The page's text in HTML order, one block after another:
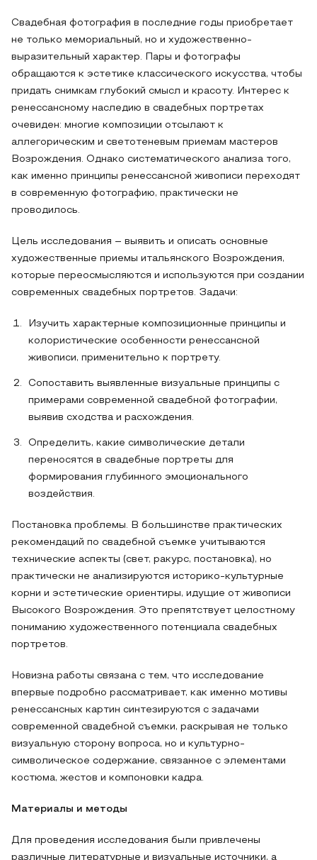
Свадебная фотография в последние годы приобретает
не только мемориальный, но и художественно-
выразительный характер. Пары и фотографы
обращаются к эстетике классического искусства, чтобы
придать снимкам глубокий смысл и красоту. Интерес к
ренессансному наследию в свадебных портретах
очевиден: многие композиции отсылают к
аллегорическим и светотеневым приемам мастеров
Возрождения. Однако систематического анализа того,
как именно принципы ренессансной живописи переходят
в современную фотографию, практически не
проводилось.
Цель исследования – выявить и описать основные
художественные приемы итальянского Возрождения,
которые переосмысляются и используются при создании
современных свадебных портретов. Задачи:
Изучить характерные композиционные принципы и
колористические особенности ренессансной
живописи, применительно к портрету.
Сопоставить выявленные визуальные принципы с
примерами современной свадебной фотографии,
выявив сходства и расхождения.
Определить, какие символические детали
переносятся в свадебные портреты для
формирования глубинного эмоционального
воздействия.
Постановка проблемы. В большинстве практических
рекомендаций по свадебной съемке учитываются
технические аспекты (свет, ракурс, постановка), но
практически не анализируются историко-культурные
корни и эстетические ориентиры, идущие от живописи
Высокого Возрождения. Это препятствует целостному
пониманию художественного потенциала свадебных
портретов.
Новизна работы связана с тем, что исследование
впервые подробно рассматривает, как именно мотивы
ренессансных картин синтезируются с задачами
современной свадебной съемки, раскрывая не только
визуальную сторону вопроса, но и культурно-
символическое содержание, связанное с элементами
костюма, жестов и компоновки кадра.
Материалы и методы
Для проведения исследования были привлечены
различные литературные и визуальные источники, а